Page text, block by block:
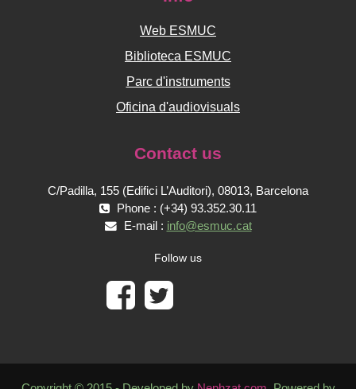
Web ESMUC
Biblioteca ESMUC
Parc d'instruments
Oficina d'audiovisuals
Contact us
C/Padilla, 155 (Edifici L’Auditori), 08013, Barcelona
Phone : (+34) 93.352.30.11
E-mail : info@esmuc.cat
Follow us